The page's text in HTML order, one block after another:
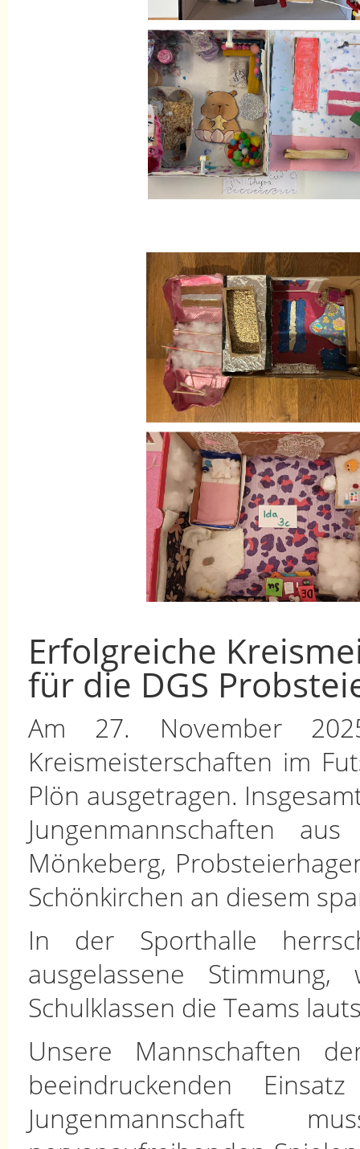
Erfolgreiche
für die DGS
Am 27. November
Kreismeisterschaften im
Plön ausgetragen.
Jungenmannschaften
Mönkeberg,
Schönkirchen an diesem
In der Sporthalle
ausgelassene
Schulklassen die Teams
Unsere Mannschaften
beeindruckenden
Jungenmannschaft